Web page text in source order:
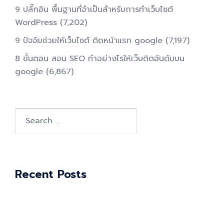
9 ปลั๊กอิน พื้นฐานที่จำเป็นสำหรับการทําเว็บไซต์
WordPress (7,202)
9 ปัจจัยช่วยให้เว็บไซต์ ติดหน้าแรก google (7,197)
8 ขั้นตอน สอน SEO ทําอย่างไรให้เว็บติดอันดับบน
google (6,867)
for:
Recent Posts